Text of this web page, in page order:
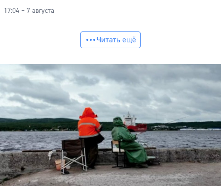
17:04 – 7 августа
Читать ещё